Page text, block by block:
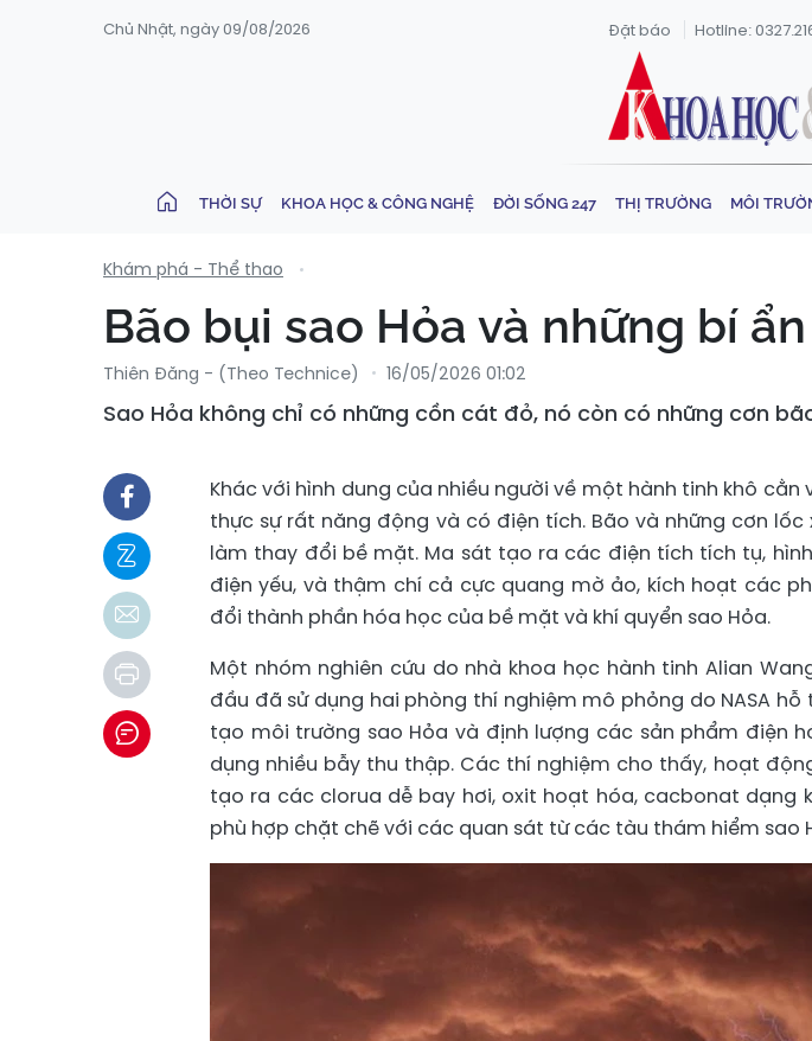
Chủ Nhật, ngày 09/08/2026 Đặt báo Hotline:
THỜI SỰ KHOA HỌC & CÔNG NGHỆ ĐỜI SỐNG 247 THỊ TRƯỜNG MÔI
Khám phá - Thể thao
Bão bụi sao Hỏa và những bí
Thiên Đăng - (Theo Technice) 16/05/2026 01:02
Sao Hỏa không chỉ có những cồn cát đỏ, nó còn có những cơn
Khác với hình dung của nhiều người về một hành tinh khô cằn
thực sự rất năng động và có điện tích. Bão và những cơn
làm thay đổi bề mặt. Ma sát tạo ra các điện tích tích tụ,
điện yếu, và thậm chí cả cực quang mờ ảo, kích hoạt các
đổi thành phần hóa học của bề mặt và khí quyển sao Hỏa.
Một nhóm nghiên cứu do nhà khoa học hành tinh Alian
đầu đã sử dụng hai phòng thí nghiệm mô phỏng do NASA hỗ
tạo môi trường sao Hỏa và định lượng các sản phẩm điện
dụng nhiều bẫy thu thập. Các thí nghiệm cho thấy, hoạt
tạo ra các clorua dễ bay hơi, oxit hoạt hóa, cacbonat dạng
phù hợp chặt chẽ với các quan sát từ các tàu thám hiểm sao